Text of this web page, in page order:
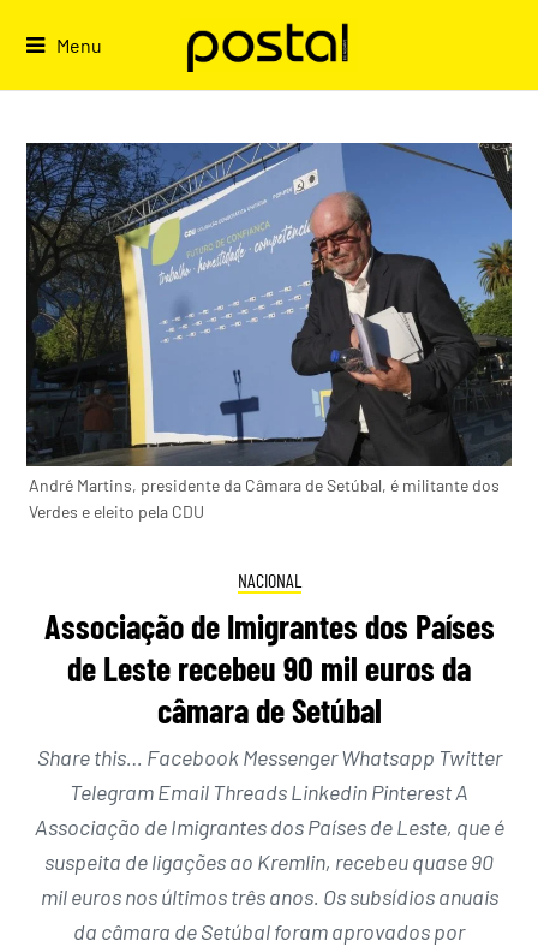
Menu
André Martins, presidente da Câmara de Setúbal, é militante dos
Verdes e eleito pela CDU
NACIONAL
Associação de Imigrantes dos Países
de Leste recebeu 90 mil euros da
câmara de Setúbal
Share this… Facebook Messenger Whatsapp Twitter
Telegram Email Threads Linkedin Pinterest A
Associação de Imigrantes dos Países de Leste, que é
suspeita de ligações ao Kremlin, recebeu quase 90
mil euros nos últimos três anos. Os subsídios anuais
da câmara de Setúbal foram aprovados por